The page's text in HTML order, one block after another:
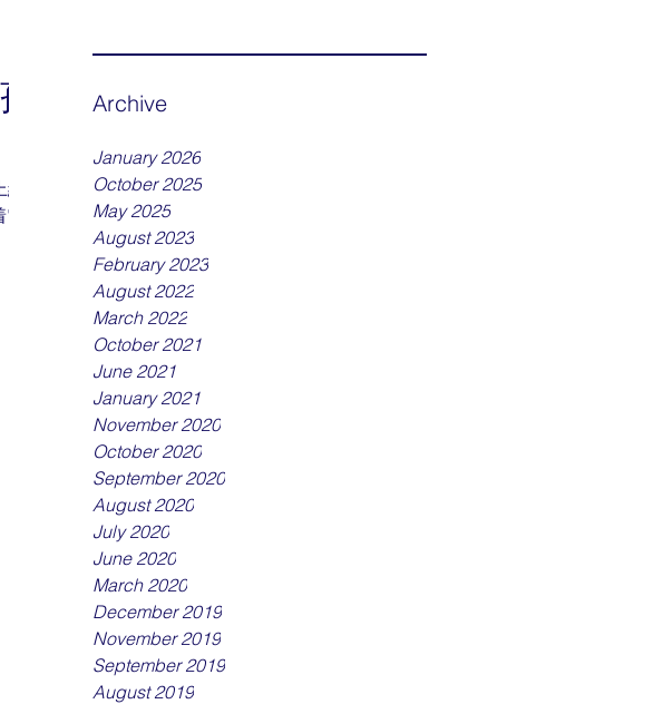
Archive
January 2026
October 2025
May 2025
August 2023
February 2023
August 2022
March 2022
October 2021
June 2021
January 2021
November 2020
October 2020
September 2020
August 2020
July 2020
June 2020
March 2020
December 2019
November 2019
September 2019
August 2019